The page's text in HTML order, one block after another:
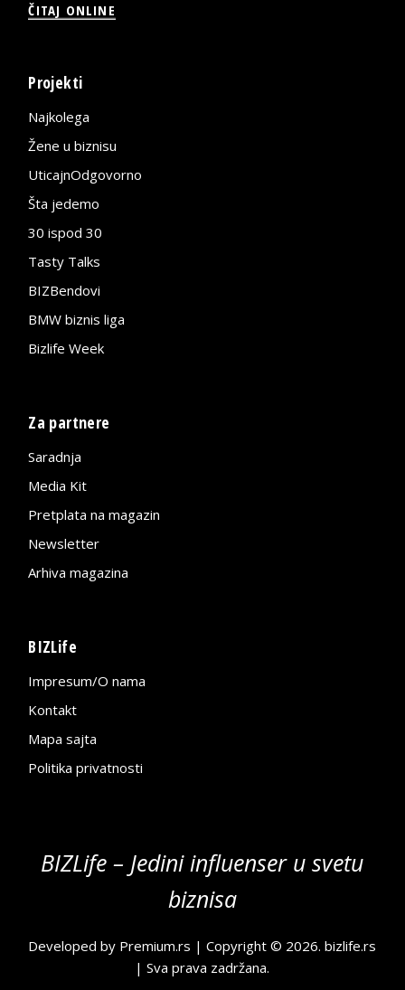
ČITAJ ONLINE
Projekti
Najkolega
Žene u biznisu
UticajnOdgovorno
Šta jedemo
30 ispod 30
Tasty Talks
BIZBendovi
BMW biznis liga
Bizlife Week
Za partnere
Saradnja
Media Kit
Pretplata na magazin
Newsletter
Arhiva magazina
BIZLife
Impresum/O nama
Kontakt
Mapa sajta
Politika privatnosti
BIZLife – Jedini influenser u svetu
biznisa
Developed by Premium.rs | Copyright © 2026.bizlife.rs
| Sva prava zadržana.